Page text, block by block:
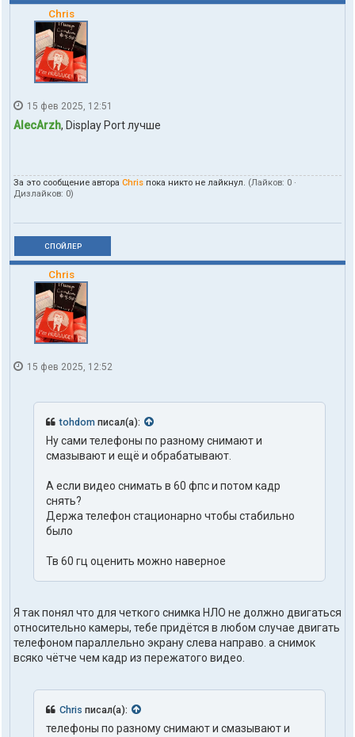
Chris
15 фев 2025, 12:51
AlecArzh, Display Port лучше
За это сообщение автора Chris пока никто не лайкнул. (Лайков: 0 ·
Дизлайков: 0)
СПОЙЛЕР
Chris
15 фев 2025, 12:52
tohdom писал(а):
Ну сами телефоны по разному снимают и
смазывают и ещё и обрабатывают.
А если видео снимать в 60 фпс и потом кадр
снять?
Держа телефон стационарно чтобы стабильно
было
Тв 60 гц оценить можно наверное
Я так понял что для четкого снимка НЛО не должно двигаться
относительно камеры, тебе придётся в любом случае двигать
телефоном параллельно экрану слева направо. а снимок
всяко чётче чем кадр из пережатого видео.
Chris писал(а):
телефоны по разному снимают и смазывают и